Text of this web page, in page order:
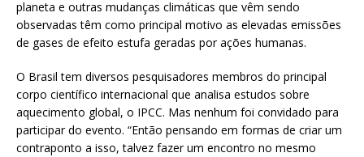
planeta e outras mudanças climáticas que vêm sendo
observadas têm como principal motivo as elevadas emissões
de gases de efeito estufa geradas por ações humanas.
O Brasil tem diversos pesquisadores membros do principal
corpo científico internacional que analisa estudos sobre
aquecimento global, o IPCC. Mas nenhum foi convidado para
participar do evento. “Então pensando em formas de criar um
contraponto a isso, talvez fazer um encontro no mesmo